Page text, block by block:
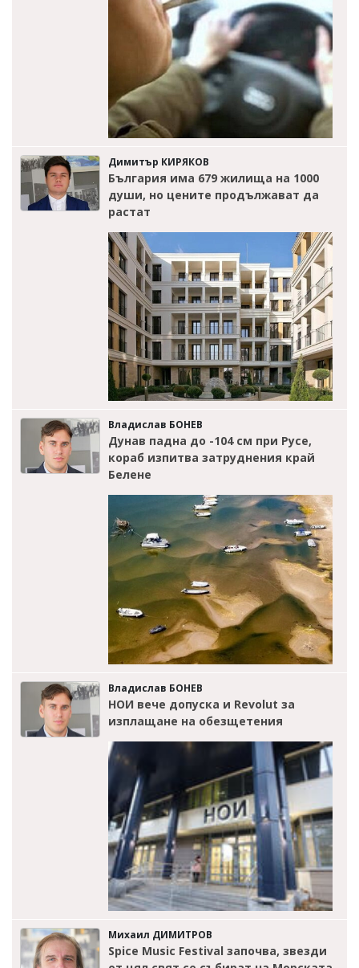
Димитър КИРЯКОВ
България има 679 жилища на 1000
души, но цените продължават да
растат
Владислав БОНЕВ
Дунав падна до -104 см при Русе,
кораб изпитва затруднения край
Белене
Владислав БОНЕВ
НОИ вече допуска и Revolut за
изплащане на обезщетения
Михаил ДИМИТРОВ
Spice Music Festival започва, звезди